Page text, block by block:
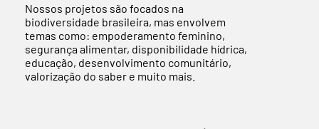
Nossos projetos são focados na
biodiversidade brasileira, mas envolvem
temas como: empoderamento feminino,
segurança alimentar, disponibilidade hídrica,
educação, desenvolvimento comunitário,
valorização do saber e muito mais.